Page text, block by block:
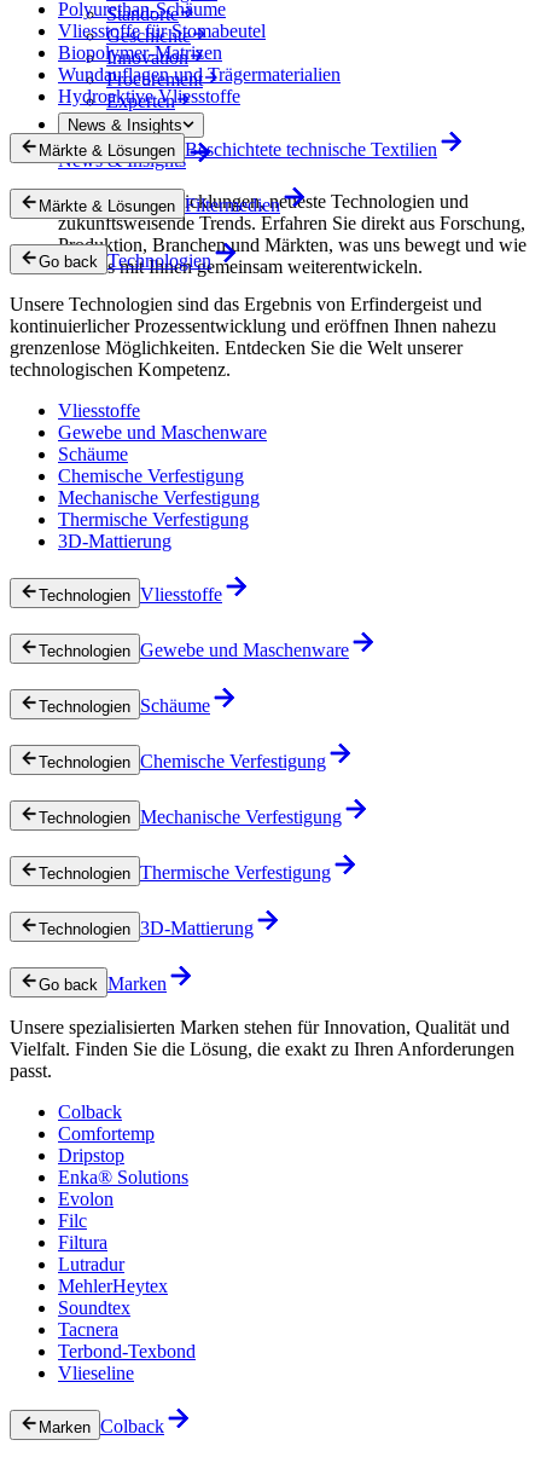
Standorte
Geschichte
Innovation
Procurement
Experten
News & Insights
News & Insights
Innovative Entwicklungen, neueste Technologien und
zukunftsweisende Trends. Erfahren Sie direkt aus Forschung,
Produktion, Branchen und Märkten, was uns bewegt und wie
wir uns mit Ihnen gemeinsam weiterentwickeln.
Polyurethan-Schäume
Vliesstoffe für Stomabeutel
Biopolymer-Matrizen
Wundauflagen und Trägermaterialien
Hydroaktive Vliesstoffe
Märkte & Lösungen Beschichtete technische Textilien
Märkte & Lösungen Filtermedien
Go back Technologien
Unsere Technologien sind das Ergebnis von Erfindergeist und
kontinuierlicher Prozessentwicklung und eröffnen Ihnen nahezu
grenzenlose Möglichkeiten. Entdecken Sie die Welt unserer
technologischen Kompetenz.
Vliesstoffe
Gewebe und Maschenware
Schäume
Chemische Verfestigung
Mechanische Verfestigung
Thermische Verfestigung
3D-Mattierung
Technologien Vliesstoffe
Technologien Gewebe und Maschenware
Technologien Schäume
Technologien Chemische Verfestigung
Technologien Mechanische Verfestigung
Technologien Thermische Verfestigung
Technologien 3D-Mattierung
Go back Marken
Unsere spezialisierten Marken stehen für Innovation, Qualität und
Vielfalt. Finden Sie die Lösung, die exakt zu Ihren Anforderungen
passt.
Colback
Comfortemp
Dripstop
Enka® Solutions
Evolon
Filc
Filtura
Lutradur
MehlerHeytex
Soundtex
Tacnera
Terbond-Texbond
Vlieseline
Marken Colback